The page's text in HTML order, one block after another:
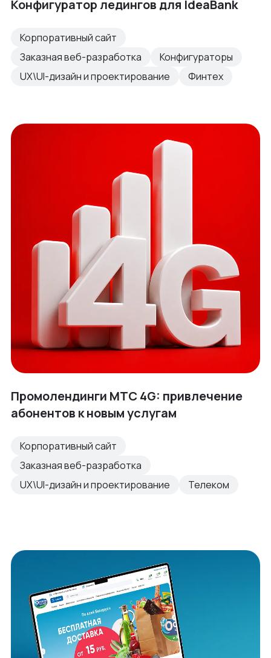
Конфигуратор ледингов для IdeaBank
Корпоративный сайт
Заказная веб-разработка
Конфигураторы
UX\UI-дизайн и проектирование
Финтех
Промолендинги МТС 4G: привлечение
абонентов к новым услугам
Корпоративный сайт
Заказная веб-разработка
UX\UI-дизайн и проектирование
Телеком